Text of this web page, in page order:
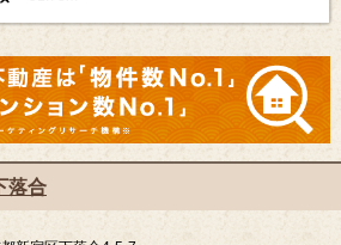
り 2LDK
落合